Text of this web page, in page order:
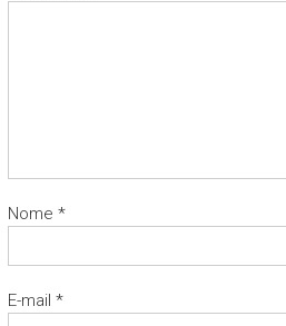
Nome *
E-mail *